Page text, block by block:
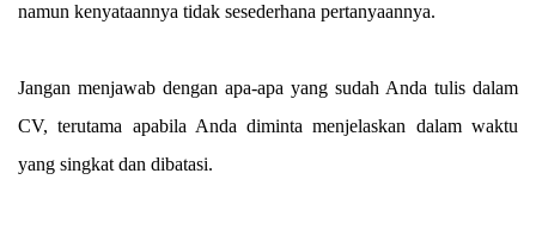
namun kenyataannya tidak sesederhana pertanyaannya.
Jangan menjawab dengan apa-apa yang sudah Anda tulis dalam
CV, terutama apabila Anda diminta menjelaskan dalam waktu
yang singkat dan dibatasi.